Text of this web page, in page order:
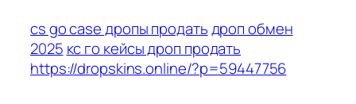
cs go case дропы продатьдроп обмен
2025 кс го кейсы дроп продать
https://dropskins.online/?p=59447756